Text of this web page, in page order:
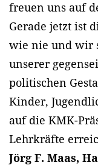
freuen uns auf
Gerade jetzt ist
wie nie und wir
unserer
politischen
Kinder,
auf die KMK-
Lehrkräfte
Jörg F. Maas,